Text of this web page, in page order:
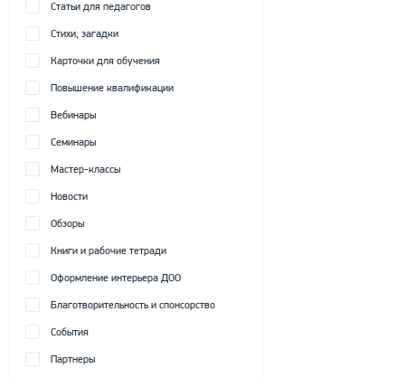
Статьи для педагогов
Стихи, загадки
Карточки для обучения
Повышение квалификации
Вебинары
Семинары
Мастер-классы
Новости
Обзоры
Книги и рабочие тетради
Оформление интерьера ДОО
Благотворительность и спонсорство
События
Партнеры